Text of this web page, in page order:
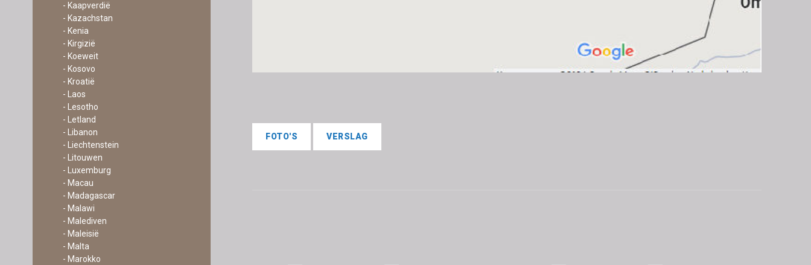
- Kaapverdië
- Kazachstan
- Kenia
- Kirgizië
- Koeweit
- Kosovo
- Kroatië
- Laos
- Lesotho
- Letland
- Libanon
- Liechtenstein
- Litouwen
- Luxemburg
- Macau
- Madagascar
- Malawi
- Malediven
- Maleisië
- Malta
- Marokko
FOTO'S VERSLAG